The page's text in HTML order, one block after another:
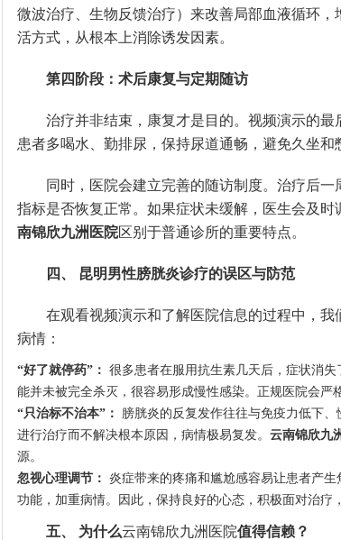
微波治疗、生物反馈治疗）来改善局部血液循环
活方式，从根本上消除诱发因素。
第四阶段：术后康复与定期随访
治疗并非结束，康复才是目的。视频演示的
患者多喝水、勤排尿，保持尿道通畅，避免久坐和
同时，医院会建立完善的随访制度。治疗后
指标是否恢复正常。如果症状未缓解，医生会及
南锦欣九洲医院区别于普通诊所的重要特点。
四、 昆明男性膀胱炎诊疗的误区与防范
在观看视频演示和了解医院信息的过程中，
病情：
“好了就停药”： 很多患者在服用抗生素几天后，症状消
能并未被完全杀灭，很容易形成慢性感染。正规医院会严
“只治标不治本”：
膀胱炎的反复发作往往与免疫力低下
进行治疗而不解决根本原因，病情极易复发。 云南锦欣九
源。
忽视心理调节： 炎症带来的疼痛和尴尬感容易让患者产
功能，加重病情。因此，保持良好的心态，积极面对治疗
五、 为什么云南锦欣九洲医院值得信赖？